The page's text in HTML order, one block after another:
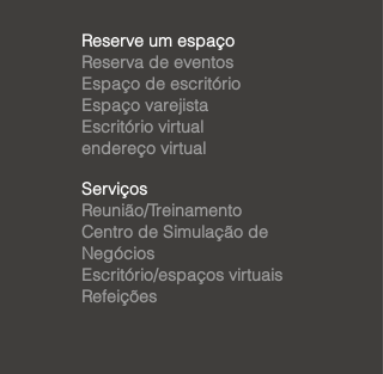
Reserve um espaço
Reserva de eventos
Espaço de escritório
Espaço varejista
Escritório virtual
endereço virtual
Serviços
Reunião/Treinamento
Centro de Simulação de
Negócios
Escritório/espaços virtuais
Refeições